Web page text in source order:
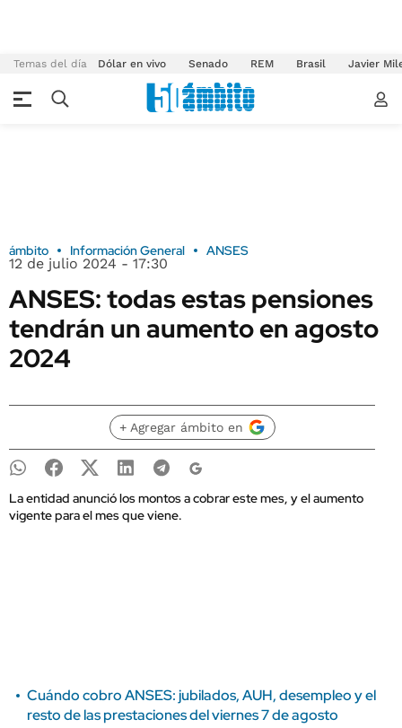
Temas del día Dólar en vivo Senado REM Brasil Javier
ámbito Información General ANSES
12 de julio 2024 - 17:30
ANSES: todas estas pensiones
tendrán un aumento en agosto
2024
+ Agregar ámbito en
La entidad anunció los montos a cobrar este mes, y el aumento
vigente para el mes que viene.
Cuándo cobro ANSES: jubilados, AUH, desempleo y el
resto de las prestaciones del viernes 7 de agosto